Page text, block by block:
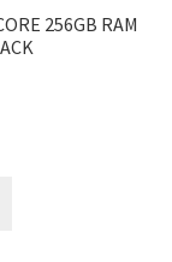
256GB RAM